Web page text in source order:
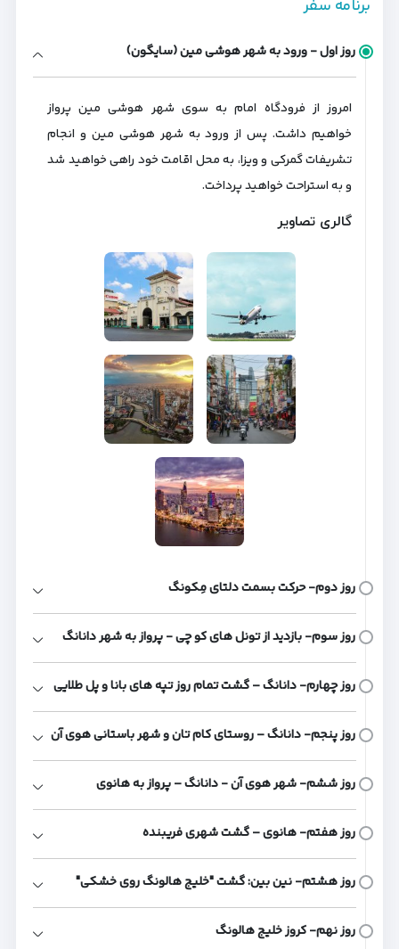
برنامه سفر
روز اول - ورود به شهر هوشی مین (سایگون)
امروز از فرودگاه امام به سوی شهر هوشی مین پرواز
خواهیم داشت. پس از ورود به شهر هوشی مین و انجام
تشریفات گمرکی و ویزا، به محل اقامت خود راهی خواهید شد
و به استراحت خواهید پرداخت.
گالری تصاویر
روز دوم- حرکت بسمت دلتای مِکونگ
روز سوم- بازدید از تونل های کو چی - پرواز به شهر دانانگ
روز چهارم- دانانگ – گشت تمام روز تپه‌ های بانا و پل طلایی
روز پنجم- دانانگ – روستای کام تان و شهر باستانی هوی آن
روز ششم- شهر هوی آن - دانانگ – پرواز به هانوی
روز هفتم- هانوی – گشت شهری فریبنده
روز هشتم- نین بین: گشت "خلیج هالونگ روی خشکی"
روز نهم- کروز خلیج هالونگ